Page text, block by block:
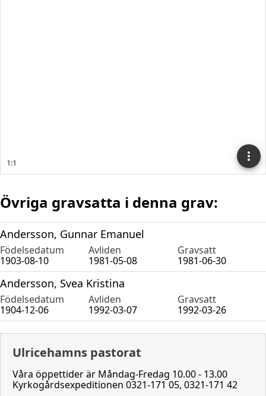
Övriga gravsatta i denna grav:
Andersson, Gunnar Emanuel
Födelsedatum Avliden
Gravsatt
1903-08-10
1981-05-08 1981-06-30
Andersson, Svea Kristina
Födelsedatum Avliden
Gravsatt
1904-12-06
1992-03-07 1992-03-26
Ulricehamns pastorat
Våra öppettider är Måndag-Fredag 10.00 - 13.00
Kyrkogårdsexpeditionen 0321-171 05, 0321-171 42